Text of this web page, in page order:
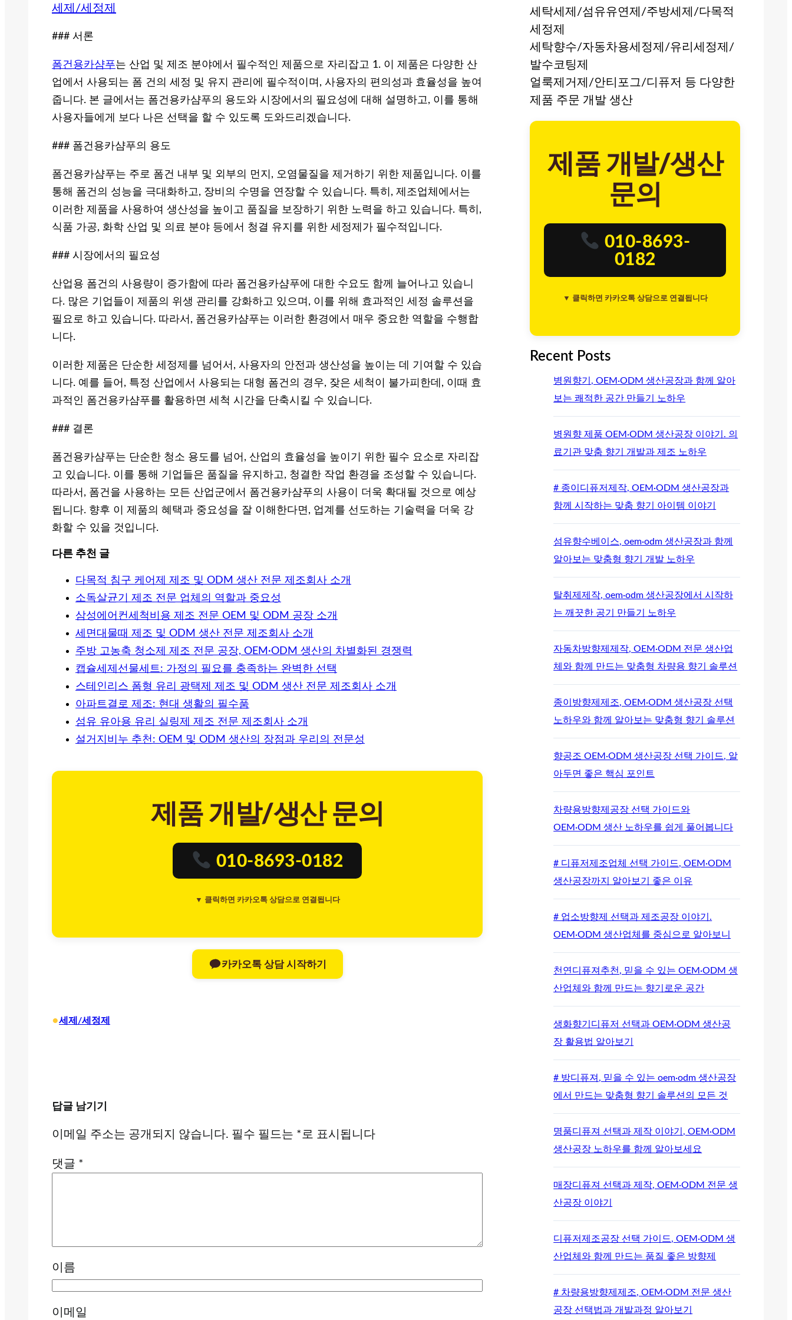
세제/세정제
### 서론
폼건용카샴푸는 산업 및 제조 분야에서 필수적인 제품으로 자리잡고 1. 이 제품은 다양한 산
업에서 사용되는 폼 건의 세정 및 유지 관리에 필수적이며, 사용자의 편의성과 효율성을 높여
줍니다. 본 글에서는 폼건용카샴푸의 용도와 시장에서의 필요성에 대해 설명하고, 이를 통해
사용자들에게 보다 나은 선택을 할 수 있도록 도와드리겠습니다.
### 폼건용카샴푸의 용도
폼건용카샴푸는 주로 폼건 내부 및 외부의 먼지, 오염물질을 제거하기 위한 제품입니다. 이를
통해 폼건의 성능을 극대화하고, 장비의 수명을 연장할 수 있습니다. 특히, 제조업체에서는
이러한 제품을 사용하여 생산성을 높이고 품질을 보장하기 위한 노력을 하고 있습니다. 특히,
식품 가공, 화학 산업 및 의료 분야 등에서 청결 유지를 위한 세정제가 필수적입니다.
### 시장에서의 필요성
산업용 폼건의 사용량이 증가함에 따라 폼건용카샴푸에 대한 수요도 함께 늘어나고 있습니
다. 많은 기업들이 제품의 위생 관리를 강화하고 있으며, 이를 위해 효과적인 세정 솔루션을
필요로 하고 있습니다. 따라서, 폼건용카샴푸는 이러한 환경에서 매우 중요한 역할을 수행합
니다.
이러한 제품은 단순한 세정제를 넘어서, 사용자의 안전과 생산성을 높이는 데 기여할 수 있습
니다. 예를 들어, 특정 산업에서 사용되는 대형 폼건의 경우, 잦은 세척이 불가피한데, 이때 효
과적인 폼건용카샴푸를 활용하면 세척 시간을 단축시킬 수 있습니다.
### 결론
폼건용카샴푸는 단순한 청소 용도를 넘어, 산업의 효율성을 높이기 위한 필수 요소로 자리잡
고 있습니다. 이를 통해 기업들은 품질을 유지하고, 청결한 작업 환경을 조성할 수 있습니다.
따라서, 폼건을 사용하는 모든 산업군에서 폼건용카샴푸의 사용이 더욱 확대될 것으로 예상
됩니다. 향후 이 제품의 혜택과 중요성을 잘 이해한다면, 업계를 선도하는 기술력을 더욱 강
화할 수 있을 것입니다.
다른 추천 글
다목적 침구 케어제 제조 및 ODM 생산 전문 제조회사 소개
소독살균기 제조 전문 업체의 역할과 중요성
삼성에어컨세척비용 제조 전문 OEM 및 ODM 공장 소개
세면대물때 제조 및 ODM 생산 전문 제조회사 소개
주방 고농축 청소제 제조 전문 공장, OEM·ODM 생산의 차별화된 경쟁력
캡슐세제선물세트: 가정의 필요를 충족하는 완벽한 선택
스테인리스 폼형 유리 광택제 제조 및 ODM 생산 전문 제조회사 소개
아파트결로 제조: 현대 생활의 필수품
섬유 유아용 유리 실링제 제조 전문 제조회사 소개
설거지비누 추천: OEM 및 ODM 생산의 장점과 우리의 전문성
제품 개발/생산 문의
010-8693-0182
▼ 클릭하면 카카오톡 상담으로 연결됩니다
카카오톡 상담 시작하기
•세제/세정제
답글 남기기
이메일 주소는 공개되지 않습니다. 필수 필드는 *로 표시됩니다
댓글 *
이름
이메일
세탁세제/섬유유연제/주방세제/다목적
세정제
세탁향수/자동차용세정제/유리세정제/
발수코팅제
얼룩제거제/안티포그/디퓨저 등 다양한
제품 주문 개발 생산
제품 개발/생산
문의
010-8693-
0182
▼ 클릭하면 카카오톡 상담으로 연결됩니다
Recent Posts
병원향기, OEM·ODM 생산공장과 함께 알아
보는 쾌적한 공간 만들기 노하우
병원향 제품 OEM·ODM 생산공장 이야기. 의
료기관 맞춤 향기 개발과 제조 노하우
# 종이디퓨저제작, OEM·ODM 생산공장과
함께 시작하는 맞춤 향기 아이템 이야기
섬유향수베이스, oem·odm 생산공장과 함께
알아보는 맞춤형 향기 개발 노하우
탈취제제작, oem·odm 생산공장에서 시작하
는 깨끗한 공기 만들기 노하우
자동차방향제제작, OEM·ODM 전문 생산업
체와 함께 만드는 맞춤형 차량용 향기 솔루션
종이방향제제조, OEM·ODM 생산공장 선택
노하우와 함께 알아보는 맞춤형 향기 솔루션
향공조 OEM·ODM 생산공장 선택 가이드, 알
아두면 좋은 핵심 포인트
차량용방향제공장 선택 가이드와
OEM·ODM 생산 노하우를 쉽게 풀어봅니다
# 디퓨저제조업체 선택 가이드, OEM·ODM
생산공장까지 알아보기 좋은 이유
# 업소방향제 선택과 제조공장 이야기.
OEM·ODM 생산업체를 중심으로 알아보니
천연디퓨져추천, 믿을 수 있는 OEM·ODM 생
산업체와 함께 만드는 향기로운 공간
생화향기디퓨저 선택과 OEM·ODM 생산공
장 활용법 알아보기
# 방디퓨져, 믿을 수 있는 oem·odm 생산공장
에서 만드는 맞춤형 향기 솔루션의 모든 것
명품디퓨져 선택과 제작 이야기, OEM·ODM
생산공장 노하우를 함께 알아보세요
매장디퓨져 선택과 제작, OEM·ODM 전문 생
산공장 이야기
디퓨저제조공장 선택 가이드, OEM·ODM 생
산업체와 함께 만드는 품질 좋은 방향제
# 차량용방향제제조, OEM·ODM 전문 생산
공장 선택법과 개발과정 알아보기